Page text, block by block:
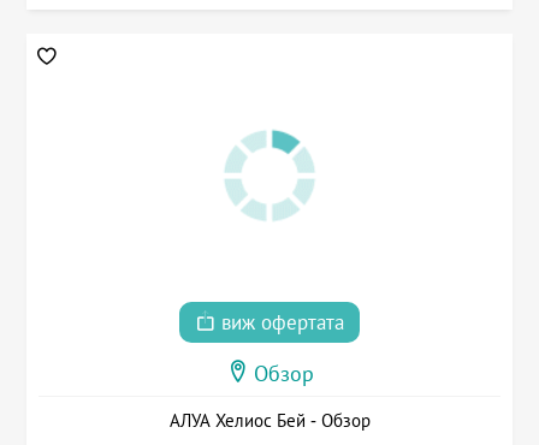
виж офертата
Обзор
АЛУА Хелиос Бей - Обзор